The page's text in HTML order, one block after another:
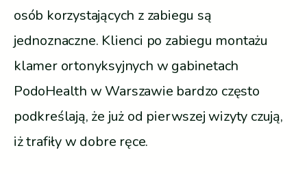
osób korzystających z zabiegu są
jednoznaczne. Klienci po zabiegu montażu
klamer ortonyksyjnych w gabinetach
PodoHealth w Warszawie bardzo często
podkreślają, że już od pierwszej wizyty czują,
iż trafiły w dobre ręce.